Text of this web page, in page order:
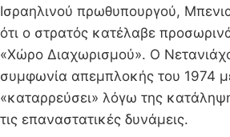
Ισραηλινού πρωθυπουργού,
ότι ο στρατός κατέλαβε
«Χώρο Διαχωρισμού». Ο
συμφωνία απεμπλοκής του 1974
«καταρρεύσει» λόγω της
τις επαναστατικές δυνάμεις.